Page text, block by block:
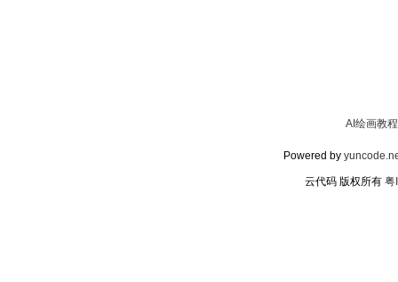
AI绘画教程
Powered by
云代码 版权所有 粤